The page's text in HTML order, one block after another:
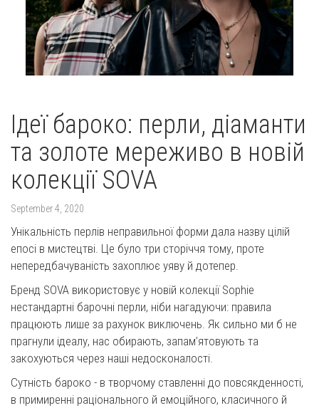
Ідеї бароко: перли, діаманти
та золоте мереживо в новій
колекції SOVA
September 4, 2020
Унікальність перлів неправильної форми дала назву цілій
епосі в мистецтві. Це було три сторіччя тому, проте
непередбачуваність захоплює уяву й дотепер.
Бренд SOVA використовує у новій колекції Sophie
нестандартні барочні перли, ніби нагадуючи: правила
працюють лише за рахунок виключень. Як сильно ми б не
прагнули ідеалу, нас обирають, запам’ятовують та
закохуються через наші недосконалості.
Сутність бароко - в творчому ставленні до повсякденності,
в примиренні раціонального й емоційного, класичного й